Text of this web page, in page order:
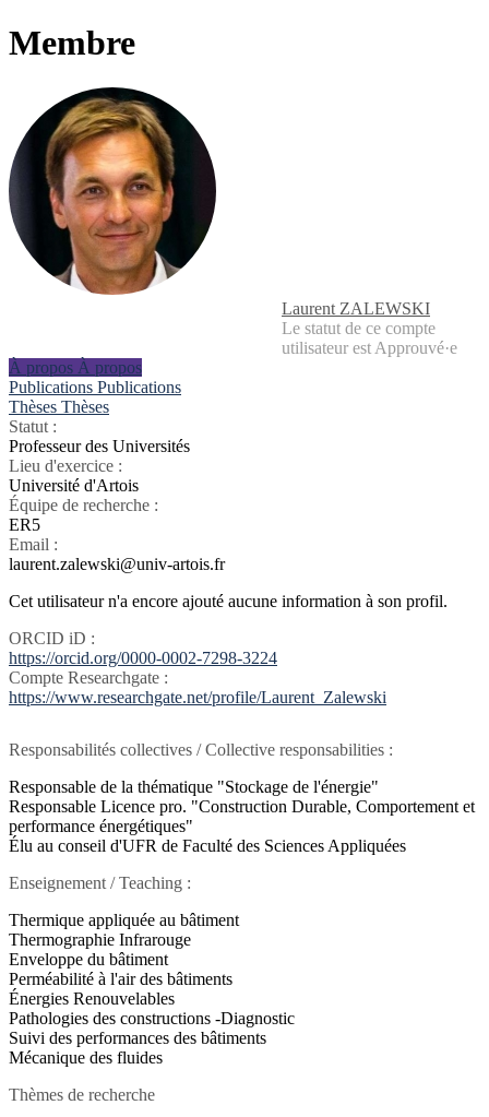
Membre
Laurent ZALEWSKI
Le statut de ce compte
utilisateur est Approuvé·e
À propos À propos
Publications Publications
Thèses Thèses
Statut :
Professeur des Universités
Lieu d'exercice :
Université d'Artois
Équipe de recherche :
ER5
Email :
laurent.zalewski@univ-artois.fr
Cet utilisateur n'a encore ajouté aucune information à son profil.
ORCID iD :
https://orcid.org/0000-0002-7298-3224
Compte Researchgate :
https://www.researchgate.net/profile/Laurent_Zalewski
Responsabilités collectives / Collective responsabilities :
Responsable de la thématique "Stockage de l'énergie"
Responsable Licence pro. "Construction Durable, Comportement et
performance énergétiques"
Élu au conseil d'UFR de Faculté des Sciences Appliquées
Enseignement / Teaching :
Thermique appliquée au bâtiment
Thermographie Infrarouge
Enveloppe du bâtiment
Perméabilité à l'air des bâtiments
Énergies Renouvelables
Pathologies des constructions -Diagnostic
Suivi des performances des bâtiments
Mécanique des fluides
Thèmes de recherche